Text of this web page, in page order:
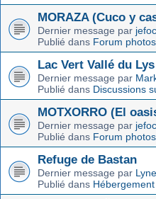
MORAZA (Cuco y
Dernier message par
Publié dans Forum
Lac Vert Vallé du Lys
Dernier message par
Publié dans Discussions
MOTXORRO (El
Dernier message par
Publié dans Forum
Refuge de Bastan
Dernier message par
Publié dans